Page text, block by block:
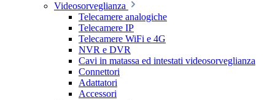
Videosorveglianza
Telecamere analogiche
Telecamere IP
Telecamere WiFi e 4G
NVR e DVR
Cavi in matassa ed intestati videosorveglianza
Connettori
Adattatori
Accessori